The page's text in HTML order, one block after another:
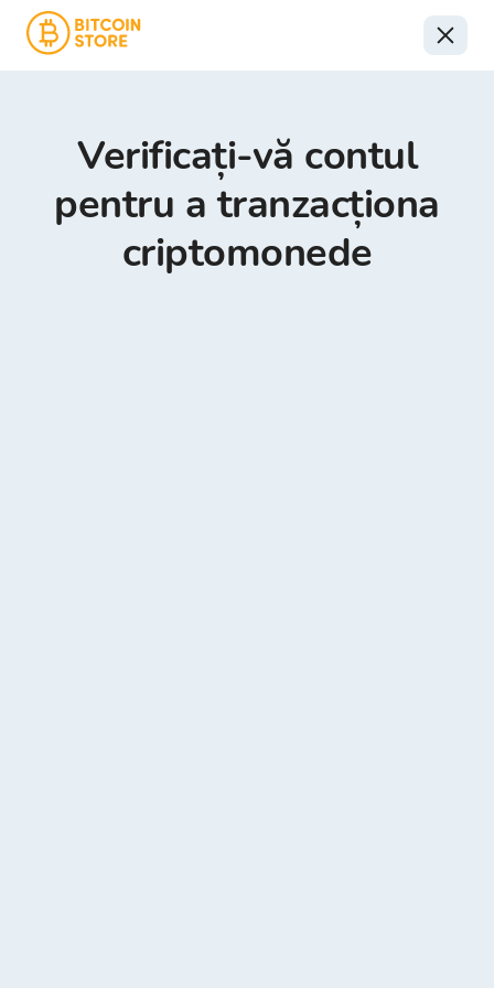
Verificați-vă contul
pentru a tranzacționa
criptomonede